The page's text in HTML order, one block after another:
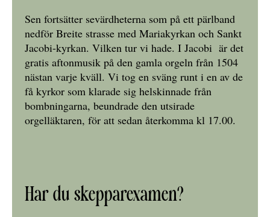
Sen fortsätter sevärdheterna som på ett pärlband
nedför Breite strasse med Mariakyrkan och Sankt
Jacobi-kyrkan. Vilken tur vi hade. I Jacobi är det
gratis aftonmusik på den gamla orgeln från 1504
nästan varje kväll. Vi tog en sväng runt i en av de
få kyrkor som klarade sig helskinnade från
bombningarna, beundrade den utsirade
orgelläktaren, för att sedan återkomma kl 17.00.
Har du skepparexamen?